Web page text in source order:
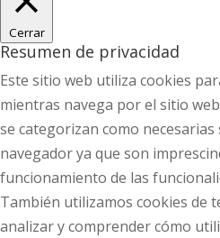
Cerrar
Resumen de privacidad
Este sitio web utiliza cookies
mientras navega por el sitio
se categorizan como necesarias
navegador ya que son
funcionamiento de las
También utilizamos cookies de
analizar y comprender cómo